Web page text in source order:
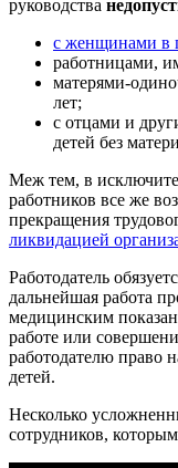
руководства
с женщинами в
работницами,
матерями-
лет;
с отцами и
детей без
Меж тем, в
работников все же
прекращения
ликвидацией
Работодатель
дальнейшая работа
медицинским
работе или
работодателю право
детей.
Несколько
сотрудников,